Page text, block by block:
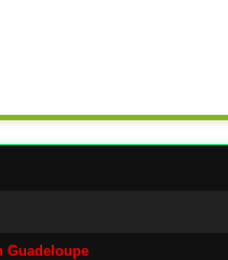
Guadeloupe